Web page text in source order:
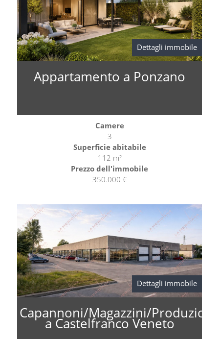
Dettagli immobile
Appartamento a Ponzano
Camere
3
Superficie abitabile
112 m²
Prezzo dell'immobile
350.000 €
Dettagli immobile
Capannoni/Magazzini/
a Castelfranco Veneto